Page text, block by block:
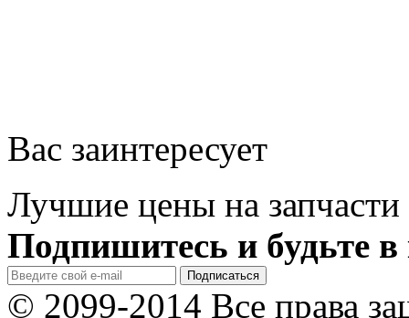
Вас заинтересует
Лучшие цены на запчасти
Подпишитесь и будьте в
© 2099-2014 Все права